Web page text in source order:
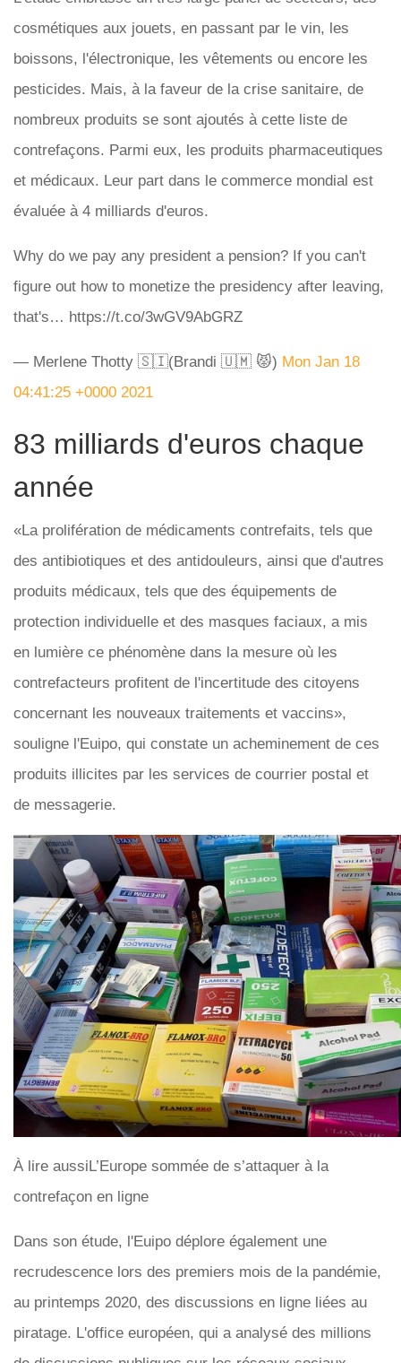
cosmétiques aux jouets, en passant par le vin, les
boissons, l'électronique, les vêtements ou encore les
pesticides. Mais, à la faveur de la crise sanitaire, de
nombreux produits se sont ajoutés à cette liste de
contrefaçons. Parmi eux, les produits pharmaceutiques
et médicaux. Leur part dans le commerce mondial est
évaluée à 4 milliards d'euros.
Why do we pay any president a pension? If you can't
figure out how to monetize the presidency after leaving,
that's… https://t.co/3wGV9AbGRZ
— Merlene Thotty 🇸🇮(Brandi 🇺🇲 😾) Mon Jan 18
04:41:25 +0000 2021
83 milliards d'euros chaque
année
«La prolifération de médicaments contrefaits, tels que
des antibiotiques et des antidouleurs, ainsi que d'autres
produits médicaux, tels que des équipements de
protection individuelle et des masques faciaux, a mis
en lumière ce phénomène dans la mesure où les
contrefacteurs profitent de l'incertitude des citoyens
concernant les nouveaux traitements et vaccins»,
souligne l'Euipo, qui constate un acheminement de ces
produits illicites par les services de courrier postal et
de messagerie.
À lire aussiL’Europe sommée de s’attaquer à la
contrefaçon en ligne
Dans son étude, l'Euipo déplore également une
recrudescence lors des premiers mois de la pandémie,
au printemps 2020, des discussions en ligne liées au
piratage. L'office européen, qui a analysé des millions